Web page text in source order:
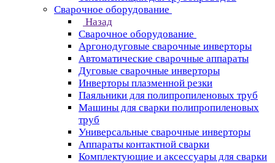
Сварочное оборудование
Назад
Сварочное оборудование
Аргонодуговые сварочные инверторы
Автоматические сварочные аппараты
Дуговые сварочные инверторы
Инверторы плазменной резки
Паяльники для полипропиленовых труб
Машины для сварки полипропиленовых
труб
Универсальные сварочные инверторы
Аппараты контактной сварки
Комплектующие и аксессуары для сварки